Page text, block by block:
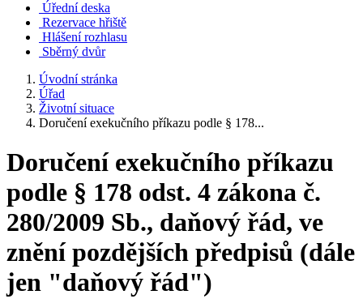
Úřední deska
Rezervace hřiště
Hlášení rozhlasu
Sběrný dvůr
Úvodní stránka
Úřad
Životní situace
Doručení exekučního příkazu podle § 178...
Doručení exekučního příkazu
podle § 178 odst. 4 zákona č.
280/2009 Sb., daňový řád, ve
znění pozdějších předpisů (dále
jen "daňový řád")